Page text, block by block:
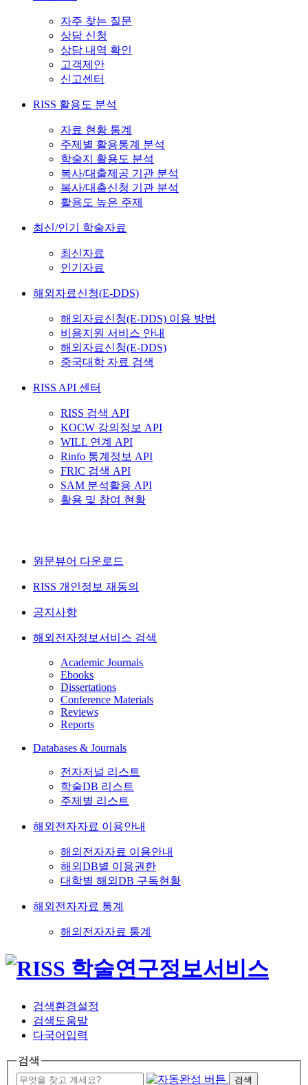
자주 찾는 질문
상담 신청
상담 내역 확인
고객제안
신고센터
RISS 활용도 분석
자료 현황 통계
주제별 활용통계 분석
학술지 활용도 분석
복사/대출제공 기관 분석
복사/대출신청 기관 분석
활용도 높은 주제
최신/인기 학술자료
최신자료
인기자료
해외자료신청(E-DDS)
해외자료신청(E-DDS) 이용 방법
비용지원 서비스 안내
해외자료신청(E-DDS)
중국대학 자료 검색
RISS API 센터
RISS 검색 API
KOCW 강의정보 API
WILL 연계 API
Rinfo 통계정보 API
FRIC 검색 API
SAM 분석활용 API
활용 및 참여 현황
원문뷰어 다운로드
RISS 개인정보 재동의
공지사항
해외전자정보서비스 검색
Academic Journals
Ebooks
Dissertations
Conference Materials
Reviews
Reports
Databases & Journals
전자저널 리스트
학술DB 리스트
주제별 리스트
해외전자자료 이용안내
해외전자자료 이용안내
해외DB별 이용권한
대학별 해외DB 구독현황
해외전자자료 통계
해외전자자료 통계
검색환경설정
검색도움말
다국어입력
검색
검색